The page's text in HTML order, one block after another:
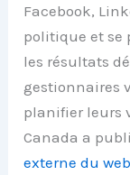
Facebook,
politique et se
les résultats
gestionnaires
planifier leurs
Canada a
externe du